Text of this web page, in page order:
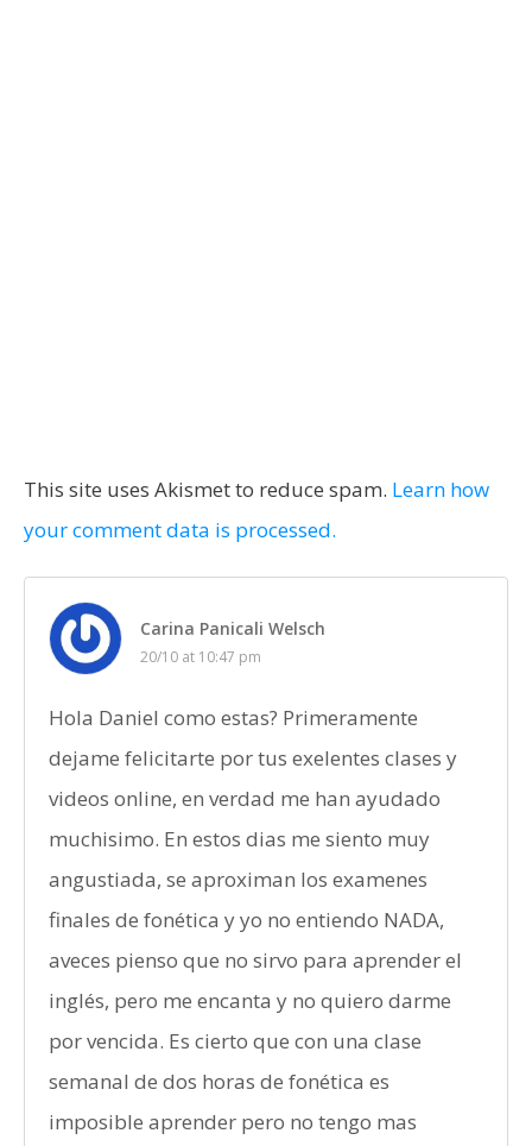
This site uses Akismet to reduce spam. Learn how
your comment data is processed.
Carina Panicali Welsch
20/10 at 10:47 pm
Hola Daniel como estas? Primeramente
dejame felicitarte por tus exelentes clases y
videos online, en verdad me han ayudado
muchisimo. En estos dias me siento muy
angustiada, se aproximan los examenes
finales de fonética y yo no entiendo NADA,
aveces pienso que no sirvo para aprender el
inglés, pero me encanta y no quiero darme
por vencida. Es cierto que con una clase
semanal de dos horas de fonética es
imposible aprender pero no tengo mas